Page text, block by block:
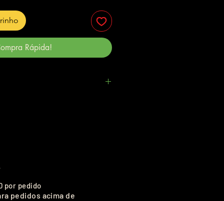
Rápida!
por pedido
pedidos acima de